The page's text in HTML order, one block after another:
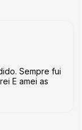
Sempre fui
E amei as